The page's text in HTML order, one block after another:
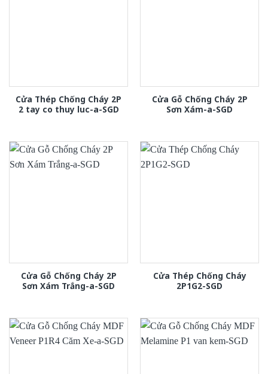
Cửa Thép Chống Cháy 2P
2 tay co thuy luc-a-SGD
Cửa Gỗ Chống Cháy 2P
Sơn Xám-a-SGD
Cửa Gỗ Chống Cháy 2P
Sơn Xám Trắng-a-SGD
Cửa Thép Chống Cháy
2P1G2-SGD